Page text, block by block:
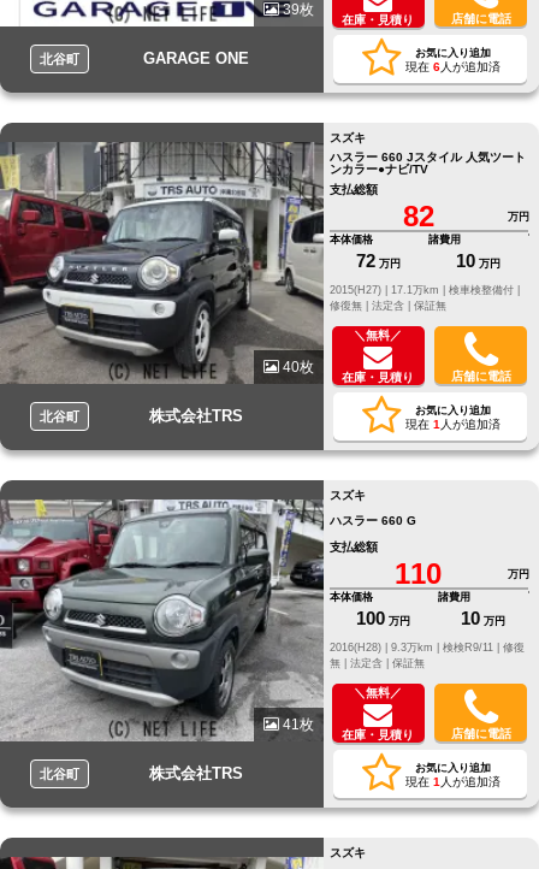
39枚
北谷町 GARAGE ONE
在庫・見積り 店舗に電話
お気に入り追加
現在 6人が追加済
40枚
北谷町 株式会社TRS
スズキ
ハスラー 660 Jスタイル 人気ツート
ンカラー●ナビ/TV
支払総額
82
万円
本体価格
72 万円
諸費用
10 万円
修復無 | 法定含 | 保証無
＼無料／
在庫・見積り 店舗に電話
お気に入り追加
現在 1 人が追加済
41枚
北谷町 株式会社TRS
スズキ
ハスラー 660 G
支払総額
110
万円
本体価格
100 万円
諸費用
10 万円
修復
無 | 法定含 | 保証無
＼無料／
在庫・見積り 店舗に電話
お気に入り追加
現在 1 人が追加済
スズキ